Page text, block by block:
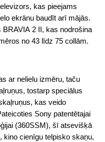
kas pieejams
ekrānu baudīt arī mājās.
2 II, kas nodrošina
no 43 līdz 75 collām.
ar nelielu izmēru, taču
tostarp speciālus
kas veido
Sony patentētajai
(360SSM), šī atsevišķā
kino cienīgu telpisko skaņu,